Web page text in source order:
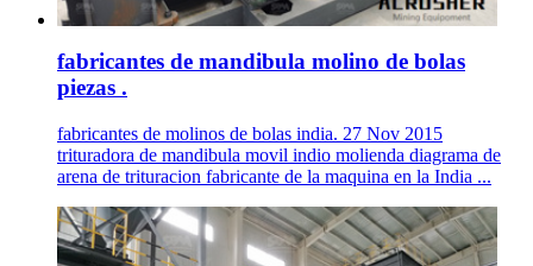
fabricantes de mandibula molino de bolas
piezas .
fabricantes de molinos de bolas india. 27 Nov 2015
trituradora de mandibula movil indio molienda diagrama de
arena de trituracion fabricante de la maquina en la India ...